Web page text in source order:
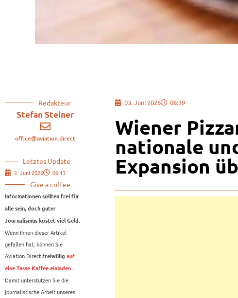
Redakteur
Stefan Steiner
office@aviation.direct
Letztes Update
2. Juni 2026 06:13
Give a coffee
Informationen sollten frei für
alle sein, doch guter
Journalismus kostet viel Geld.
Wenn Ihnen dieser Artikel
gefallen hat, können Sie
Aviation.Direct freiwillig auf
eine Tasse Kaffee einladen.
Damit unterstützen Sie die
journalistische Arbeit unseres
03. Juni 2026 08:39
Wiener
nationale
Expansion